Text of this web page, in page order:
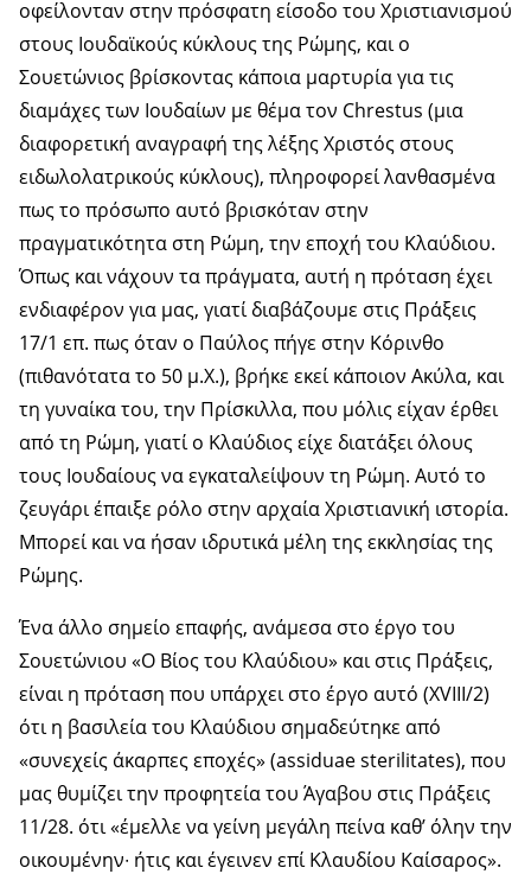
οφείλονταν στην πρόσφατη είσοδο του Χριστιανισμού
στους Ιουδαϊκούς κύκλους της Ρώμης, και ο
Σουετώνιος βρίσκοντας κάποια μαρτυρία για τις
διαμάχες των Ιουδαίων με θέμα τον Chrestus (μια
διαφορετική αναγραφή της λέξης Χριστός στους
ειδωλολατρικούς κύκλους), πληροφορεί λανθασμένα
πως το πρόσωπο αυτό βρισκόταν στην
πραγματικότητα στη Ρώμη, την εποχή του Κλαύδιου.
Όπως και νάχουν τα πράγματα, αυτή η πρόταση έχει
ενδιαφέρον για μας, γιατί διαβάζουμε στις Πράξεις
17/1 επ. πως όταν ο Παύλος πήγε στην Κόρινθο
(πιθανότατα το 50 μ.Χ.), βρήκε εκεί κάποιον Ακύλα, και
τη γυναίκα του, την Πρίσκιλλα, που μόλις είχαν έρθει
από τη Ρώμη, γιατί ο Κλαύδιος είχε διατάξει όλους
τους Ιουδαίους να εγκαταλείψουν τη Ρώμη. Αυτό το
ζευγάρι έπαιξε ρόλο στην αρχαία Χριστιανική ιστορία.
Μπορεί και να ήσαν ιδρυτικά μέλη της εκκλησίας της
Ρώμης.
Ένα άλλο σημείο επαφής, ανάμεσα στο έργο του
Σουετώνιου «Ο Βίος του Κλαύδιου» και στις Πράξεις,
είναι η πρόταση που υπάρχει στο έργο αυτό (XVIII/2)
ότι η βασιλεία του Κλαύδιου σημαδεύτηκε από
«συνεχείς άκαρπες εποχές» (assiduae sterilitates), που
μας θυμίζει την προφητεία του Άγαβου στις Πράξεις
11/28. ότι «έμελλε να γείνη μεγάλη πείνα καθ’ όλην την
οικουμένην∙ ήτις και έγεινεν επί Κλαυδίου Καίσαρος».